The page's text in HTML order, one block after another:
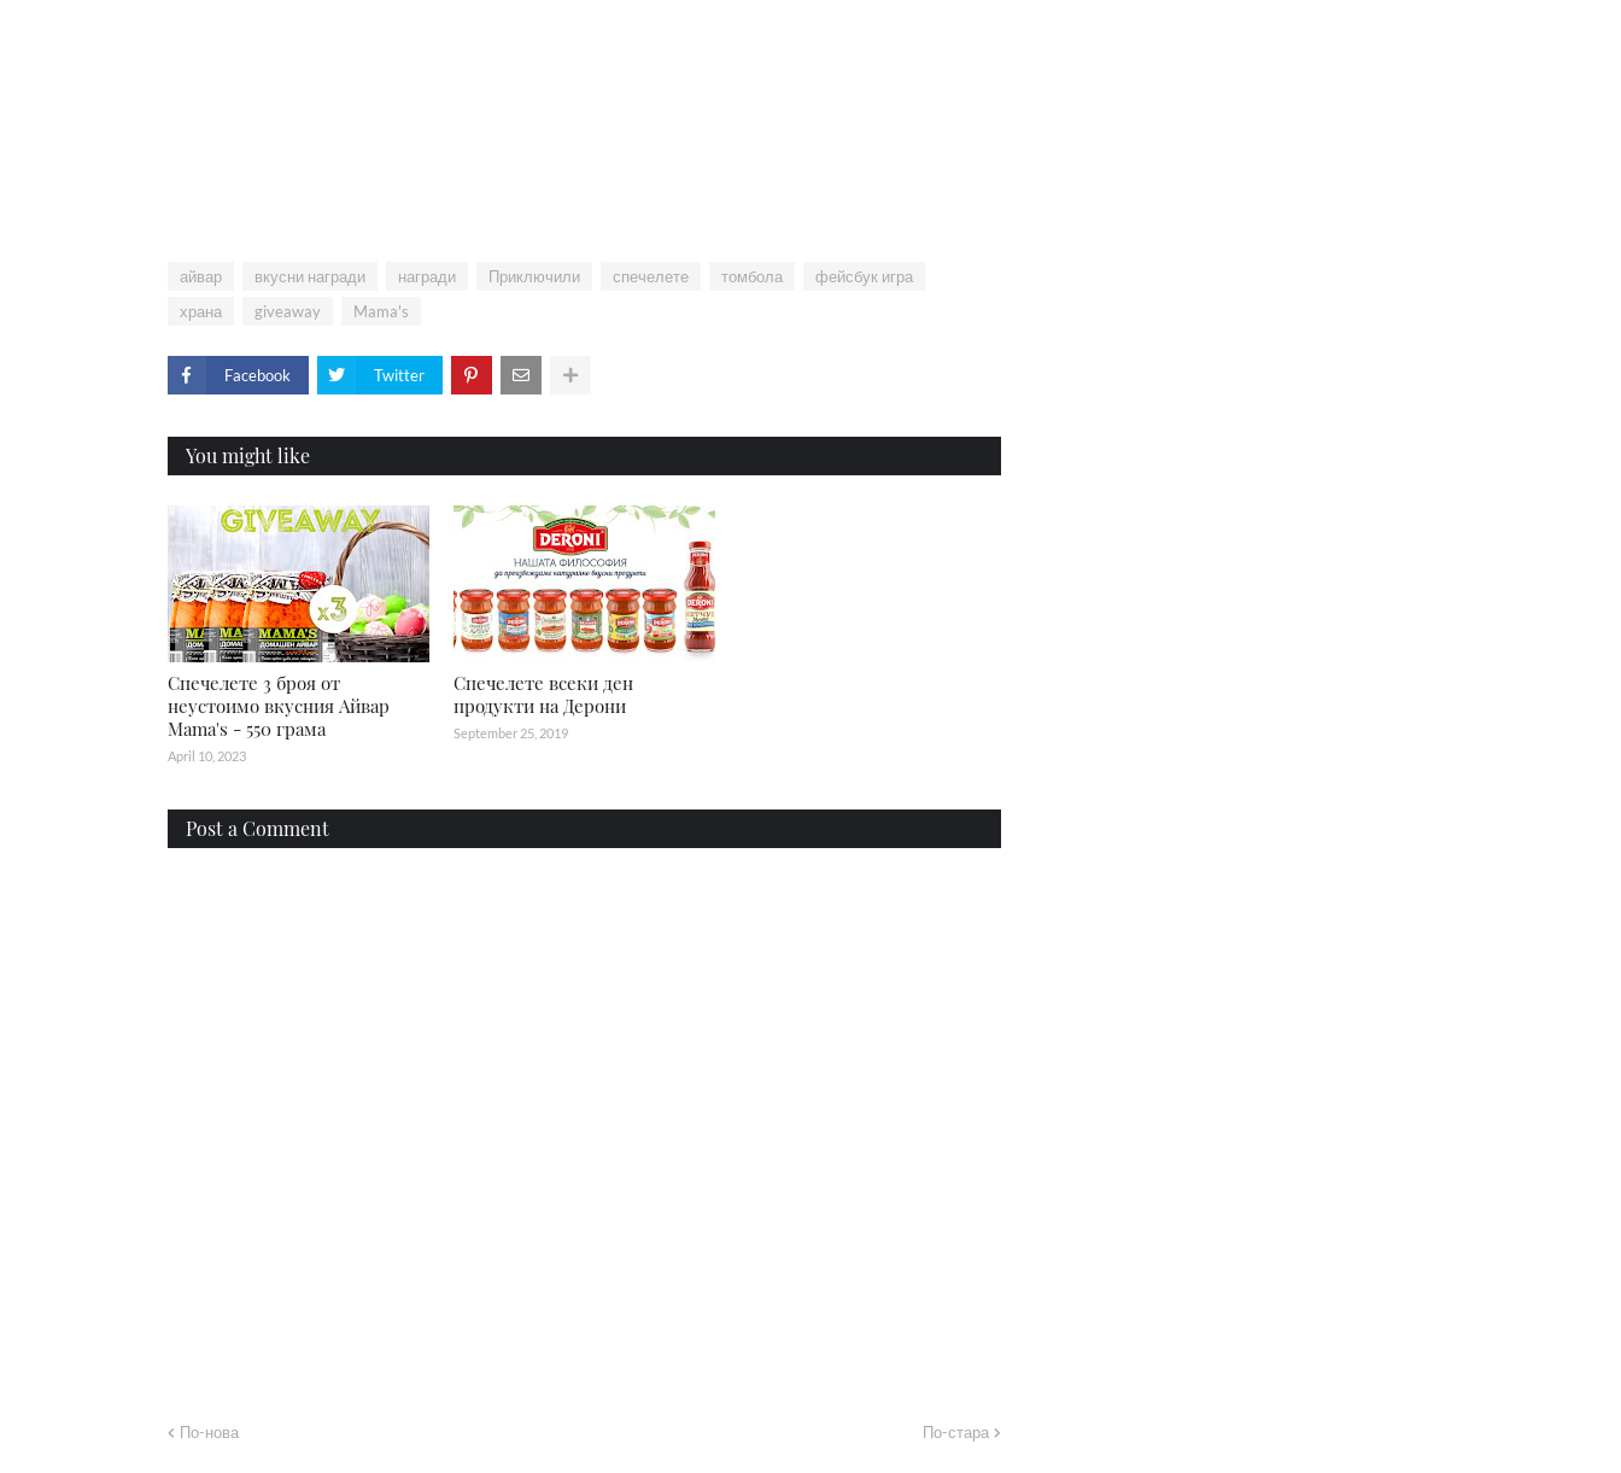
айвар вкусни награди награди Приключили спечелете томбола
фейсбук игра
храна
giveaway Mama's
Facebook Twitter
You might like
Спечелете 3 броя от
неустоимо вкусния Айвар
Mama's - 550 грама
April 10, 2023
Спечелете всеки ден
продукти на Дерони
September 25, 2019
Post a Comment
По-нова По-стара